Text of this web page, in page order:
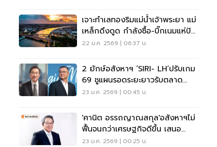
เจาะทำเลทองริมแม่น้ำเจ้าพระยา แม่
เหล็กดึงดูด กำลังซื้อ-บิ๊กเนมแห่ปัก
หมุดคอนโด
22 ม.ค. 2569 | 06:37 น.
2 ยักษ์อสังหาฯ ‘SIRI- LH’ปรับเกม
69 ชูแผนรอดระยะยาวรับตลาด
เปลี่ยน
23 ม.ค. 2569 | 00:45 น.
'ศานิต อรรถญาณสกุล'อสังหาฯไม่
ฟื้นจนกว่าเศรษฐกิจดีขึ้น เสนอ
แบงก์อัดฉีดเงินเข้าระบบธุรกิจ1ล้าน
23 ม.ค. 2569 | 00:25 น.